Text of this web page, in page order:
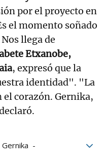
por el proyecto en
el momento soñado
llega de
Etxanobe,
, expresó que la
identidad". "La
el corazón. Gernika,
Gernika